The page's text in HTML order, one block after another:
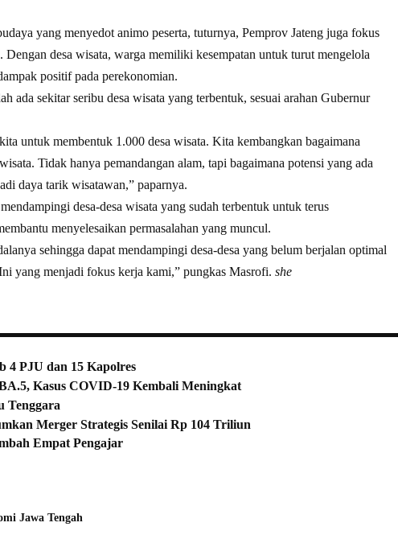
yang menyedot animo peserta, tuturnya, Pemprov Jateng juga fokus
Dengan desa wisata, warga memiliki kesempatan untuk turut mengelola
positif pada perekonomian.
ada sekitar seribu desa wisata yang terbentuk, sesuai arahan Gubernur
untuk membentuk 1.000 desa wisata. Kita kembangkan bagaimana
Tidak hanya pemandangan alam, tapi bagaimana potensi yang ada
daya tarik wisatawan,” paparnya.
desa-desa wisata yang sudah terbentuk untuk terus
menyelesaikan permasalahan yang muncul.
sehingga dapat mendampingi desa-desa yang belum berjalan optimal
yang menjadi fokus kerja kami,” pungkas Masrofi. she
4 PJU dan 15 Kapolres
Kasus COVID-19 Kembali Meningkat
Tenggara
Merger Strategis Senilai Rp 104 Triliun
Empat Pengajar
Jawa Tengah